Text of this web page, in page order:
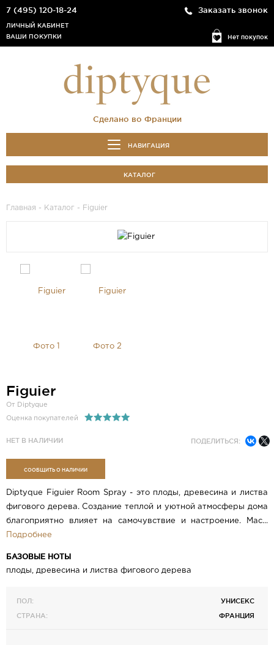
7 (495) 120-18-24 Заказать звонок
Нет покупок
ЛИЧНЫЙ КАБИНЕТ
ВАШИ ПОКУПКИ
Сделано во Франции
НАВИГАЦИЯ
КАТАЛОГ
Главная - Каталог - Figuier
Figuier
От Diptyque
Оценка покупателей
НЕТ В НАЛИЧИИ
СООБЩИТЬ О НАЛИЧИИ
ПОДЕЛИТЬСЯ:
Diptyque Figuier Room Spray - это плоды, древесина и листва
фигового дерева. Создание теплой и уютной атмосферы дома
благоприятно влияет на самочувствие и настроение. Мас...
Подробнее
БАЗОВЫЕ НОТЫ
​плоды, древесина и листва фигового дерева
ПОЛ:
УНИСЕКС
СТРАНА:
ФРАНЦИЯ